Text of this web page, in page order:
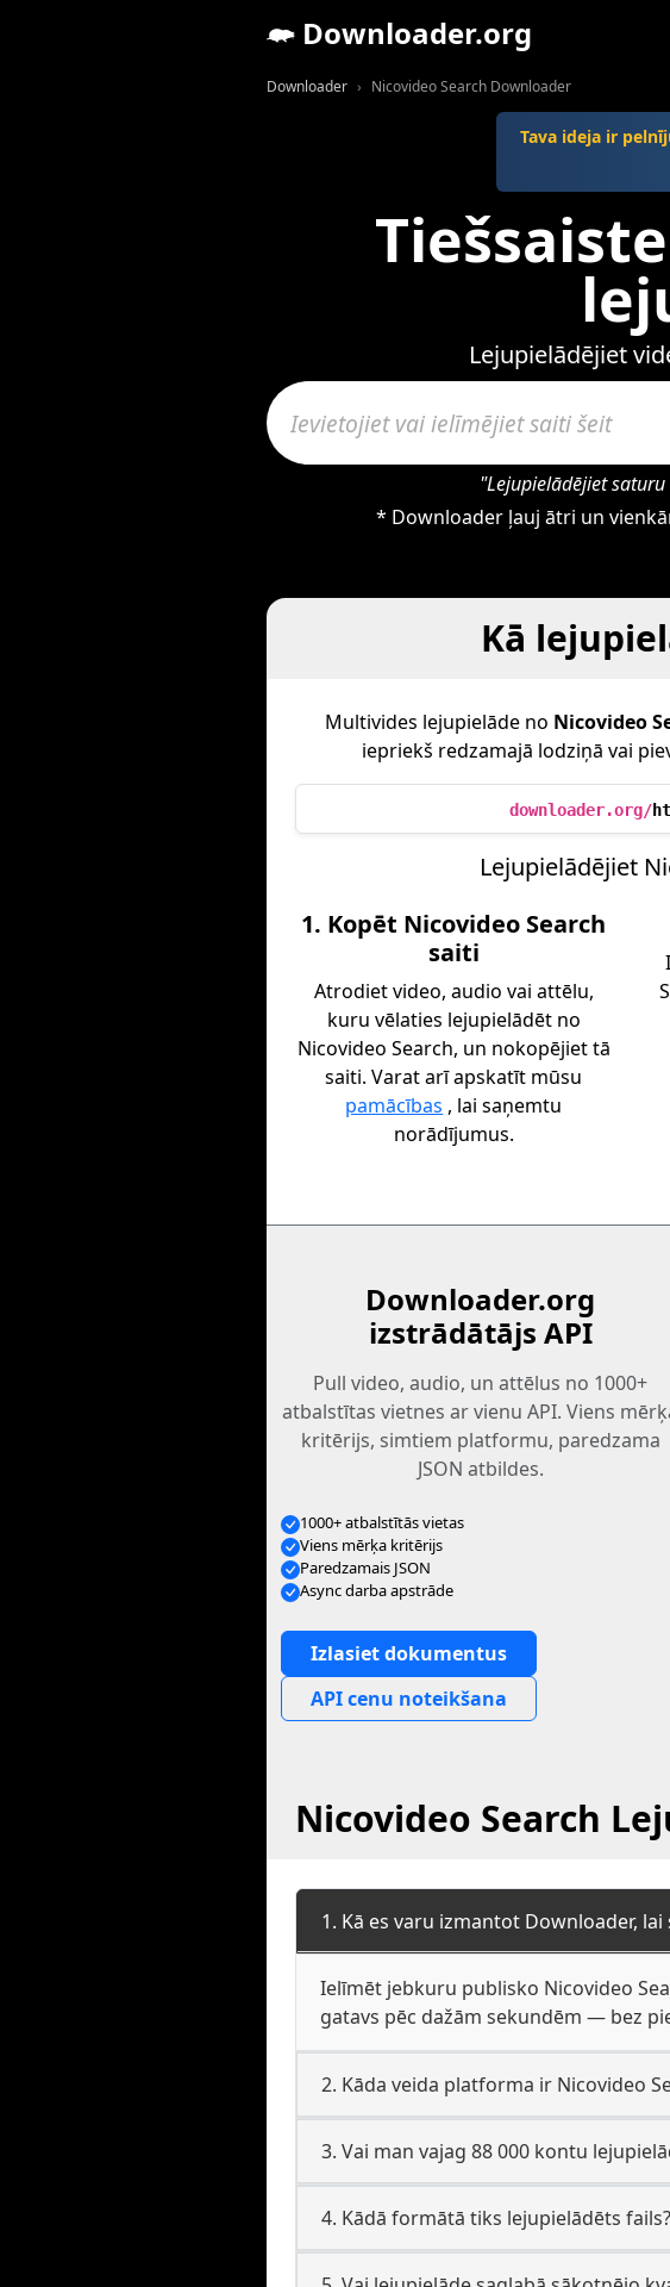
Downloader.org
Downloader Nicovideo Search Downloader
Tava ideja ir
Lejupielādējiet
"Lejupielādējiet
* Downloader ļauj ātri un
Kā
Multivides lejupielāde no Nicovideo
iepriekš redzamajā lodziņā vai
downloader.org/
Lejupielādējiet
1. Kopēt Nicovideo Search
saiti
Atrodiet video, audio vai attēlu,
kuru vēlaties lejupielādēt no
Nicovideo Search, un nokopējiet tā
saiti. Varat arī apskatīt mūsu
pamācības , lai saņemtu
norādījumus.
Downloader.org
izstrādātājs API
Pull video, audio, un attēlus no 1000+
atbalstītas vietnes ar vienu API. Viens
kritērijs, simtiem platformu, paredzama
JSON atbildes.
1000+ atbalstītās vietas
Viens mērķa kritērijs
Paredzamais JSON
Async darba apstrāde
Izlasiet dokumentus
API cenu noteikšana
Nicovideo Search
1. Kā es varu izmantot Downloader,
Ielīmēt jebkuru publisko Nicovideo
gatavs pēc dažām sekundēm — bez
2. Kāda veida platforma ir Nicovideo
3. Vai man vajag 88 000 kontu
4. Kādā formātā tiks lejupielādēts fails?